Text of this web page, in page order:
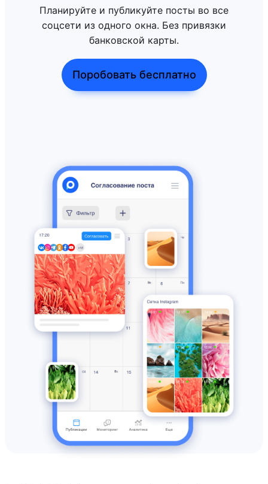
Планируйте и публикуйте посты во все
соцсети из одного окна. Без привязки
банковской карты.
Поробовать бесплатно